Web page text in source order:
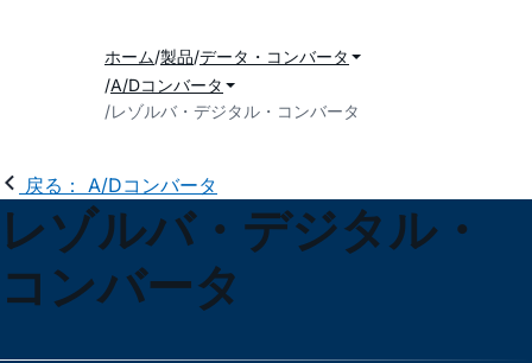
ホーム 製品 データ・コンバータ
A/Dコンバータ
レゾルバ・デジタル・コンバータ
戻る： A/Dコンバータ
レゾルバ・デジタル・
コンバータ